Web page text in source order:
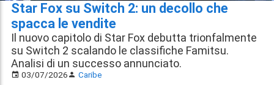
Star Fox su Switch 2: un decollo che
spacca le vendite
Il nuovo capitolo di Star Fox debutta trionfalmente
su Switch 2 scalando le classifiche Famitsu.
Analisi di un successo annunciato.
03/07/2026 Caribe